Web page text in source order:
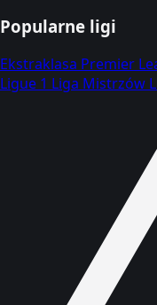
Popularne ligi
Ekstraklasa Premier
Ligue 1 Liga Mistrzów